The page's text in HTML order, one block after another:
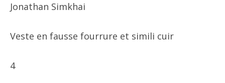
Jonathan Simkhai
Veste en fausse fourrure et simili cuir
4